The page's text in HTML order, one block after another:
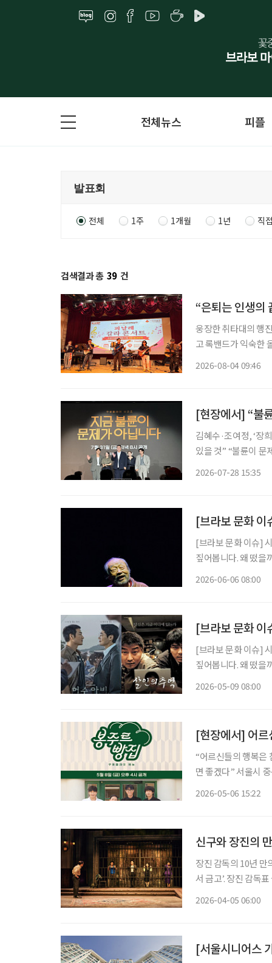
전체뉴스 피플
전체 1주 1개월 1년 직
검색결과 총 39 건
“은퇴는 인생의
웅장한 취타대의 행
고 록밴드가 익숙한
2026-08-04 09:46
[현장에서] “불
김혜수·조여정, ‘장희빈’ 이후 24년 만에
있을 것” “불륜이 문제가 아니라면 도대체 무엇이 문제일까?” 완벽해 보이던 두 가족의 일상
2026-07-28 15:35
[브라보 문화 이
[브라보 문화 이슈]
짚어봅니다. 왜 떴을까? 배우 신구는 1936년생으로 올해 89세다. 그는 ‘현역 최고령 배우’라
2026-06-06 08:00
[브라보 문화 이
[브라보 문화 이슈]
짚어봅니다. 왜 떴을까? ENA 범죄 수사 스릴러 드라마 ‘허수아비’의 인기가 심상치 않다. 이
2026-05-09 08:00
[현장에서] 어르
“어르신들의 행복은
면 좋겠다” 서울시 중구 ‘커뮤니티하우스 마실’에서 쿠팡플레이 새 예능 프로그램 ‘봉주르빵
2026-05-06 15:22
신구와 장진의
장진 감독의 10년 만
서 금고’. 장진 감독
2026-04-05 06:00
[서울시니어스